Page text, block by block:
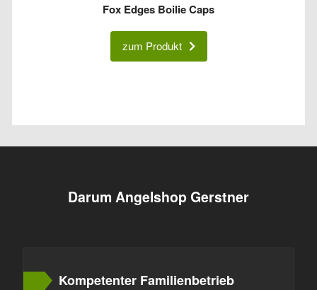
Fox Edges Boilie Caps
zum Produkt
Darum Angelshop Gerstner
Kompetenter Familienbetrieb